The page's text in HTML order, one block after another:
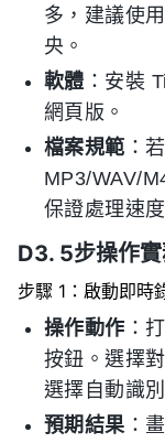
多，建議使
央。
軟體 ：安裝
網頁版。
檔案規範 ：
MP3/WAV/
保證處理速度
D3. 5步操作
步驟 1：啟動即時
操作動作 ：
按鈕。選擇
選擇自動識
預期結果 ：